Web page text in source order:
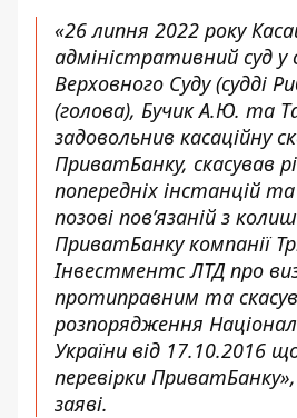
«26 липня 2022 року
адміністративний суд у
Верховного Суду (судді
(голова), Бучик А.Ю. та
задовольнив касаційну
ПриватБанку, скасував
попередніх інстанцій
позові пов’язаній з
ПриватБанку компанії
Інвестментс ЛТД про
протиправним та
розпорядження
України від 17.10.2016
перевірки
заяві.